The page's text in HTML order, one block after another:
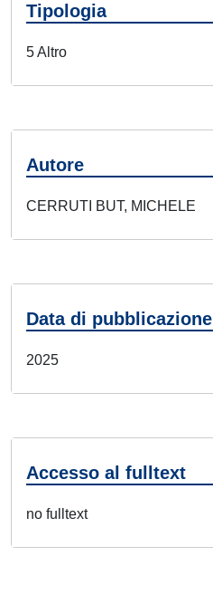
Tipologia
5 Altro
Autore
CERRUTI BUT, MICHELE
Data di pubblicazione
2025
Accesso al fulltext
no fulltext